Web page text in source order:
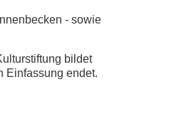
- sowie
bildet
Einfassung endet.